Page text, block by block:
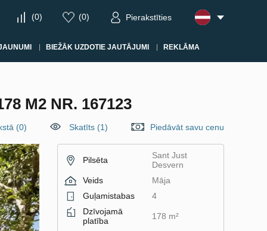
(0) (0) Pierakstīties
BIEŽĀK UZDOTIE JAUTĀJUMI REKLĀMA
M2 NR. 167123
(0) Skatīts (1) Piedāvāt savu cenu
Pilsēta
Sant Just
Desvern
Veids
Māja
Guļamistabas
4
Dzīvojamā
platība
178 m²